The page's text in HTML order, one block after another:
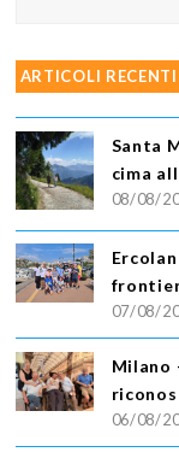
ARTICOLI RECENTI
Santa
cima
08/08/
07/08/
Milano
06/08/